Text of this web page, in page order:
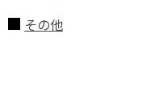
その他